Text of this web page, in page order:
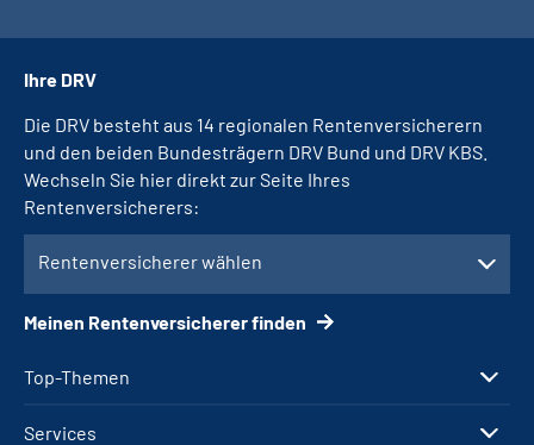
Top-Themen
Services
Ihre DRV
Die DRV besteht aus 14 regionalen Rentenversicherern
und den beiden Bundesträgern DRV Bund und DRV KBS.
Wechseln Sie hier direkt zur Seite Ihres
Rentenversicherers:
Rentenversicherer wählen
Meinen Rentenversicherer finden